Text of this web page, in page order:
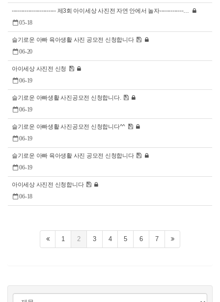
------------------------ 제3회 아이세상 사진전 자연 안에서 놀자-------------…
05-18
슬기로운 아빠 육아생활 사진 공모전 신청합니다
06-20
아이세상 사진전 신청
06-19
슬기로운 아빠생활 사진공모전 신청합니다.
06-19
슬기로운 아빠생활 사진공모전 신청합니다^^
06-19
슬기로운 아빠 육아생활 사진 공모전 신청합니다
06-19
아이세상 사진전 신청합니다
06-18
1 2 3 4 5 6 7